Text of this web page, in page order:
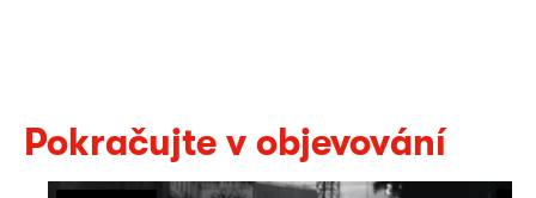
Pokračujte v objevování